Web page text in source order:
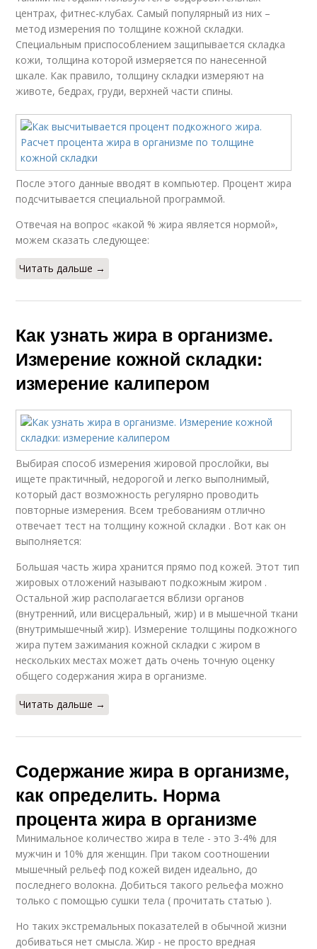
центрах, фитнес-клубах. Самый популярный из них –
метод измерения по толщине кожной складки.
Специальным приспособлением защипывается складка
кожи, толщина которой измеряется по нанесенной
шкале. Как правило, толщину складки измеряют на
животе, бедрах, груди, верхней части спины.
После этого данные вводят в компьютер. Процент жира
подсчитывается специальной программой.
Отвечая на вопрос «какой % жира является нормой»,
можем сказать следующее:
Читать дальше →
Как узнать жира в организме.
Измерение кожной складки:
измерение калипером
Выбирая способ измерения жировой прослойки, вы
ищете практичный, недорогой и легко выполнимый,
который даст возможность регулярно проводить
повторные измерения. Всем требованиям отлично
отвечает тест на толщину кожной складки . Вот как он
выполняется:
Большая часть жира хранится прямо под кожей. Этот тип
жировых отложений называют подкожным жиром .
Остальной жир располагается вблизи органов
(внутренний, или висцеральный, жир) и в мышечной ткани
(внутримышечный жир). Измерение толщины подкожного
жира путем зажимания кожной складки с жиром в
нескольких местах может дать очень точную оценку
общего содержания жира в организме.
Читать дальше →
Содержание жира в организме,
как определить. Норма
процента жира в организме
Минимальное количество жира в теле - это 3-4% для
мужчин и 10% для женщин. При таком соотношении
мышечный рельеф под кожей виден идеально, до
последнего волокна. Добиться такого рельефа можно
только с помощью сушки тела ( прочитать статью ).
Но таких экстремальных показателей в обычной жизни
добиваться нет смысла. Жир - не просто вредная